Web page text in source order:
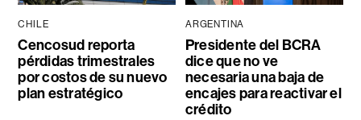
CHILE
Cencosud reporta
pérdidas trimestrales
por costos de su nuevo
plan estratégico
ARGENTINA
Presidente del BCRA
dice que no ve
necesaria una baja de
encajes para reactivar el
crédito